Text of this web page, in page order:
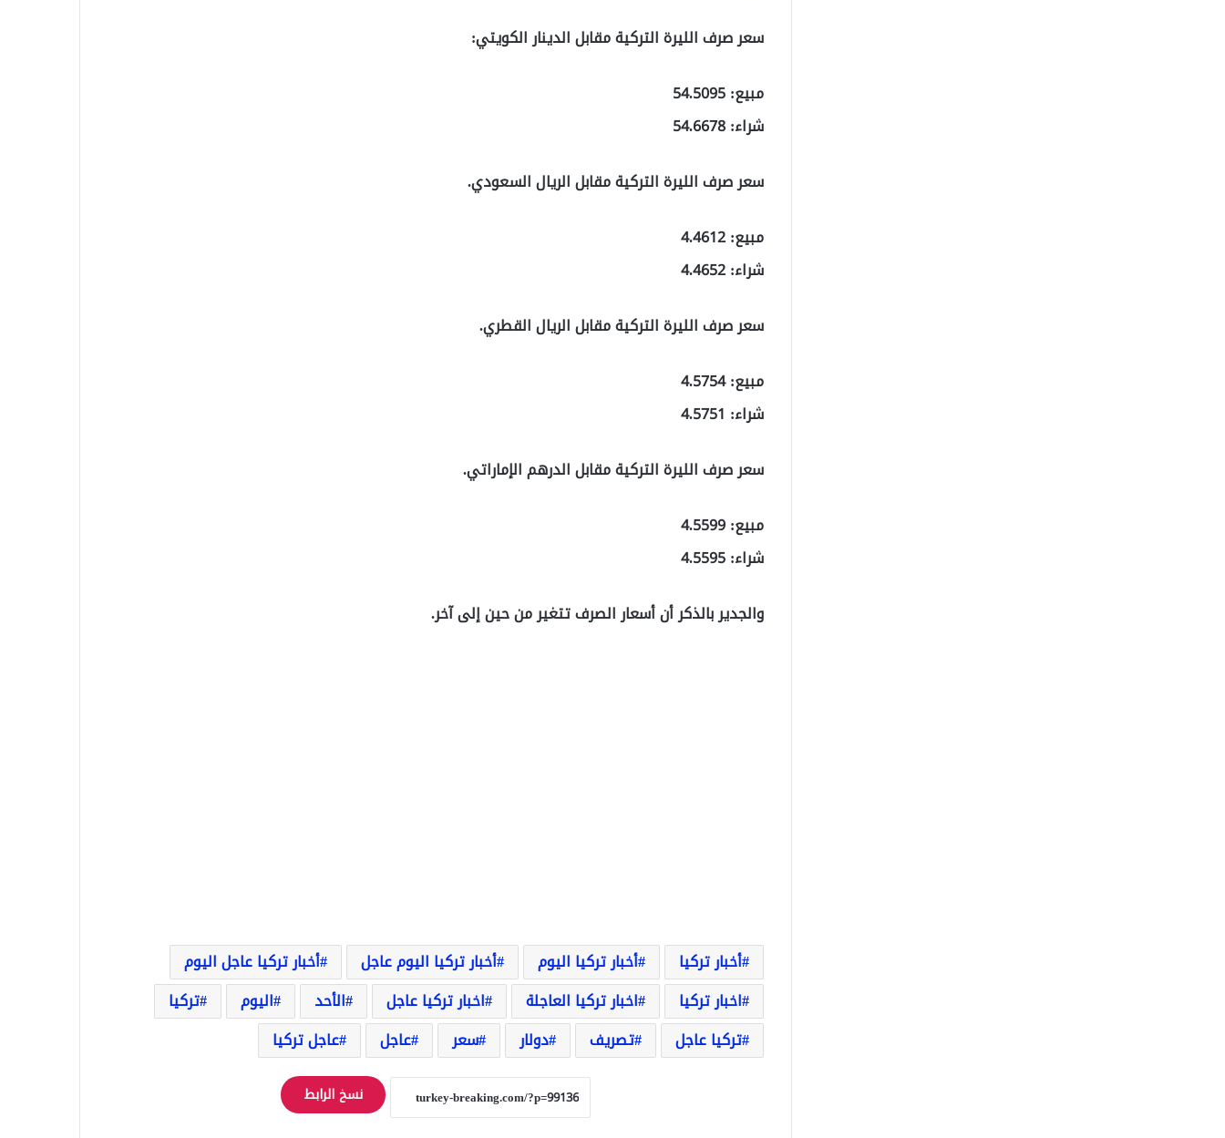
سعر صرف الليرة التركية مقابل الدينار الكويتي:
مبيع: 54.5095
شراء: 54.6678
سعر صرف الليرة التركية مقابل الريال السعودي.
مبيع: 4.4612
شراء: 4.4652
سعر صرف الليرة التركية مقابل الريال القطري.
مبيع: 4.5754
شراء: 4.5751
سعر صرف الليرة التركية مقابل الدرهم الإماراتي.
مبيع: 4.5599
شراء: 4.5595
والجدير بالذكر أن أسعار الصرف تتغير من حين إلى آخر.
أخبار تركيا أخبار تركيا اليوم أخبار تركيا اليوم عاجل
أخبار تركيا عاجل اليوم
اخبار تركيا
اخبار تركيا العاجلة اخبار تركيا عاجل الأحد اليوم
تركيا
تركيا عاجل
تصريف دولار سعر عاجل عاجل تركيا
نسخ الرابط